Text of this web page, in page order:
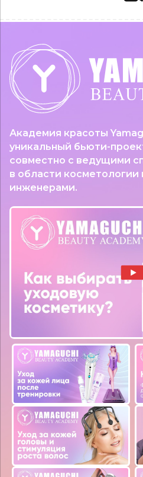
Академия красоты
уникальный бьюти-
совместно с ведущими
в области косметологии
инженерами.